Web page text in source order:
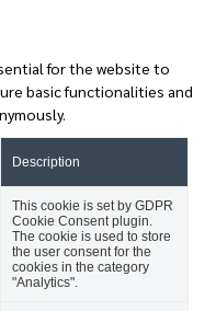
for the website to
basic functionalities and
Description
This cookie is set by GDPR
Cookie Consent plugin.
The cookie is used to store
the user consent for the
cookies in the category
"Analytics".